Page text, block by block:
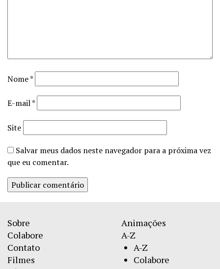
Nome*
E-mail*
Site
Salvar meus dados neste navegador para a próxima vez
que eu comentar.
Sobre
Colabore
Contato
Filmes
Animações
A-Z
A-Z
Colabore